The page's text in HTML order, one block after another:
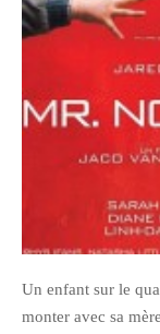
BLOGROLL
Delphine
ARCHIVES
avril 2016
Un enfant sur le
monter avec sa